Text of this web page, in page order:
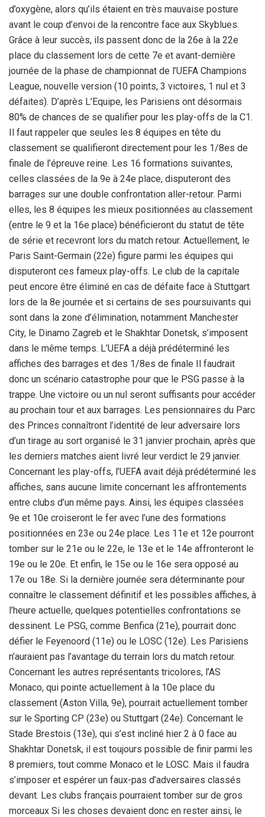
d’oxygène, alors qu’ils étaient en très mauvaise posture
avant le coup d’envoi de la rencontre face aux Skyblues.
Grâce à leur succès, ils passent donc de la 26e à la 22e
place du classement lors de cette 7e et avant-dernière
journée de la phase de championnat de l’UEFA Champions
League, nouvelle version (10 points, 3 victoires, 1 nul et 3
défaites). D’après L’Equipe, les Parisiens ont désormais
80% de chances de se qualifier pour les play-offs de la C1.
Il faut rappeler que seules les 8 équipes en tête du
classement se qualifieront directement pour les 1/8es de
finale de l’épreuve reine. Les 16 formations suivantes,
celles classées de la 9e à 24e place, disputeront des
barrages sur une double confrontation aller-retour. Parmi
elles, les 8 équipes les mieux positionnées au classement
(entre le 9 et la 16e place) bénéficieront du statut de tête
de série et recevront lors du match retour. Actuellement, le
Paris Saint-Germain (22e) figure parmi les équipes qui
disputeront ces fameux play-offs. Le club de la capitale
peut encore être éliminé en cas de défaite face à Stuttgart
lors de la 8e journée et si certains de ses poursuivants qui
sont dans la zone d’élimination, notamment Manchester
City, le Dinamo Zagreb et le Shakhtar Donetsk, s’imposent
dans le même temps. L’UEFA a déjà prédéterminé les
affiches des barrages et des 1/8es de finale Il faudrait
donc un scénario catastrophe pour que le PSG passe à la
trappe. Une victoire ou un nul seront suffisants pour accéder
au prochain tour et aux barrages. Les pensionnaires du Parc
des Princes connaîtront l’identité de leur adversaire lors
d’un tirage au sort organisé le 31 janvier prochain, après que
les derniers matches aient livré leur verdict le 29 janvier.
Concernant les play-offs, l’UEFA avait déjà prédéterminé les
affiches, sans aucune limite concernant les affrontements
entre clubs d’un même pays. Ainsi, les équipes classées
9e et 10e croiseront le fer avec l’une des formations
positionnées en 23e ou 24e place. Les 11e et 12e pourront
tomber sur le 21e ou le 22e, le 13e et le 14e affronteront le
19e ou le 20e. Et enfin, le 15e ou le 16e sera opposé au
17e ou 18e. Si la dernière journée sera déterminante pour
connaître le classement définitif et les possibles affiches, à
l’heure actuelle, quelques potentielles confrontations se
dessinent. Le PSG, comme Benfica (21e), pourrait donc
défier le Feyenoord (11e) ou le LOSC (12e). Les Parisiens
n’auraient pas l’avantage du terrain lors du match retour.
Concernant les autres représentants tricolores, l’AS
Monaco, qui pointe actuellement à la 10e place du
classement (Aston Villa, 9e), pourrait actuellement tomber
sur le Sporting CP (23e) ou Stuttgart (24e). Concernant le
Stade Brestois (13e), qui s’est incliné hier 2 à 0 face au
Shakhtar Donetsk, il est toujours possible de finir parmi les
8 premiers, tout comme Monaco et le LOSC. Mais il faudra
s’imposer et espérer un faux-pas d’adversaires classés
devant. Les clubs français pourraient tomber sur de gros
morceaux Si les choses devaient donc en rester ainsi, le